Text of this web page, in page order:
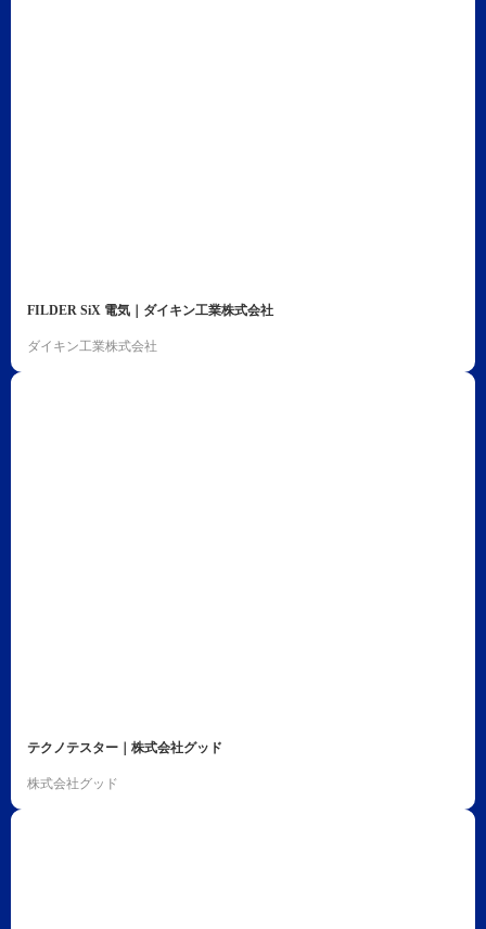
FILDER SiX 電気｜ダイキン工業株式会社
ダイキン工業株式会社
テクノテスター｜株式会社グッド
株式会社グッド